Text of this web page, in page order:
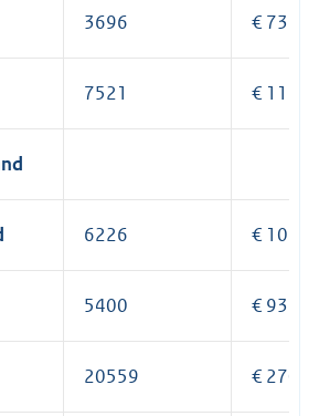
3696 €
7521 €
6226 €
5400 €
20559 €